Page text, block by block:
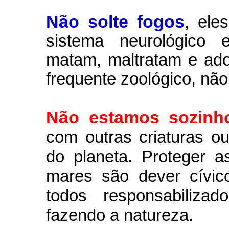
Não solte fogos,
sistema neurológico
matam, maltratam e
frequente zoológico,
Não estamos
com outras criaturas
do planeta. Proteger
mares são dever
todos
fazendo a natureza.